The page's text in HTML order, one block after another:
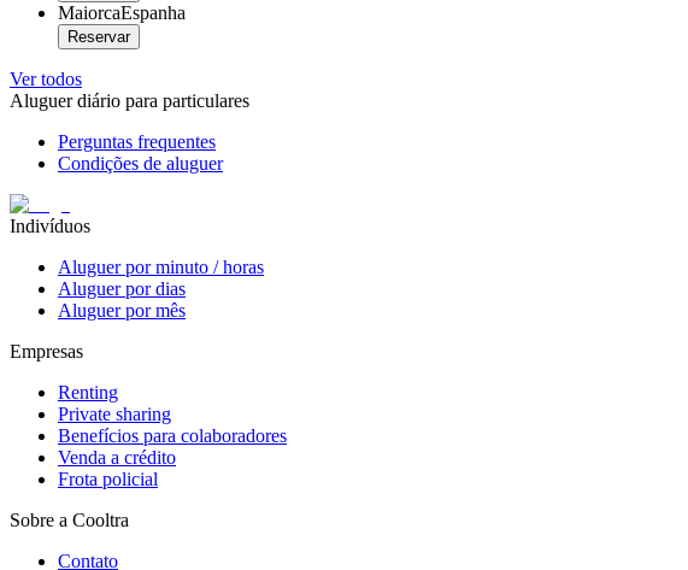
MaiorcaEspanha
Reservar
Ver todos
Aluguer diário para particulares
Perguntas frequentes
Condições de aluguer
Indivíduos
Aluguer por minuto / horas
Aluguer por dias
Aluguer por mês
Empresas
Renting
Private sharing
Benefícios para colaboradores
Venda a crédito
Frota policial
Sobre a Cooltra
Contato